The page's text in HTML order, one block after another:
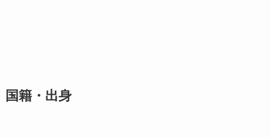
国籍・出身